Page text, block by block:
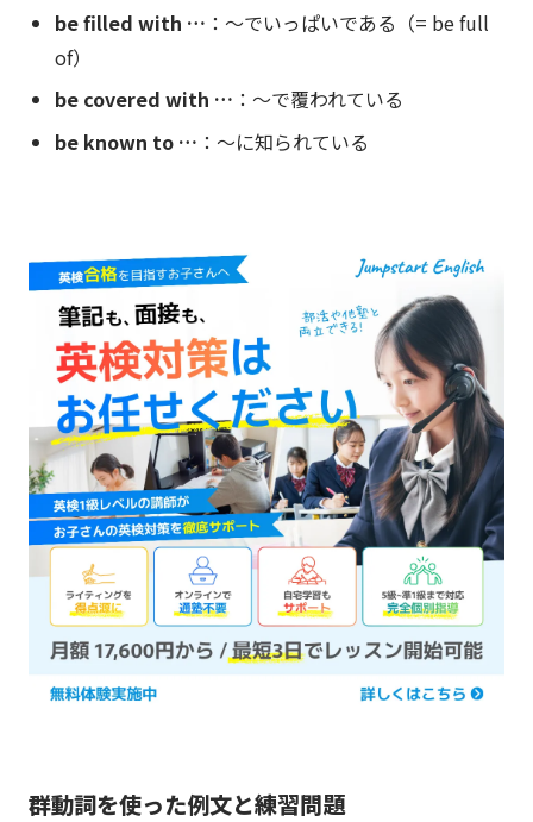
be filled with … ：〜でいっぱいである（= be full
of）
be covered with … ：〜で覆われている
be known to … ：〜に知られている
群動詞を使った例文と練習問題